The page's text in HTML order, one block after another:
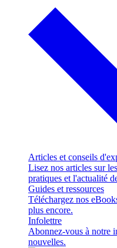
Articles et conseils
Lisez nos articles sur
pratiques et l'actualité
Guides et ressources
Téléchargez nos
plus encore.
Infolettre
Abonnez-vous à notre
nouvelles.